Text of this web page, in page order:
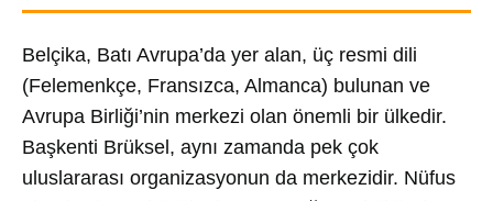
Belçika, Batı Avrupa’da yer alan, üç resmi dili
(Felemenkçe, Fransızca, Almanca) bulunan ve
Avrupa Birliği’nin merkezi olan önemli bir ülkedir.
Başkenti Brüksel, aynı zamanda pek çok
uluslararası organizasyonun da merkezidir. Nüfus